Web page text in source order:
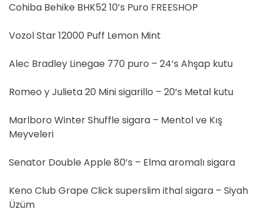
Cohiba Behike BHK52 10’s Puro FREESHOP
Vozol Star 12000 Puff Lemon Mint
Alec Bradley Linegae 770 puro – 24’s Ahşap kutu
Romeo y Julieta 20 Mini sigarillo – 20’s Metal kutu
Marlboro Winter Shuffle sigara – Mentol ve Kış
Meyveleri
Senator Double Apple 80’s – Elma aromalı sigara
Keno Club Grape Click superslim ithal sigara – Siyah
Üzüm